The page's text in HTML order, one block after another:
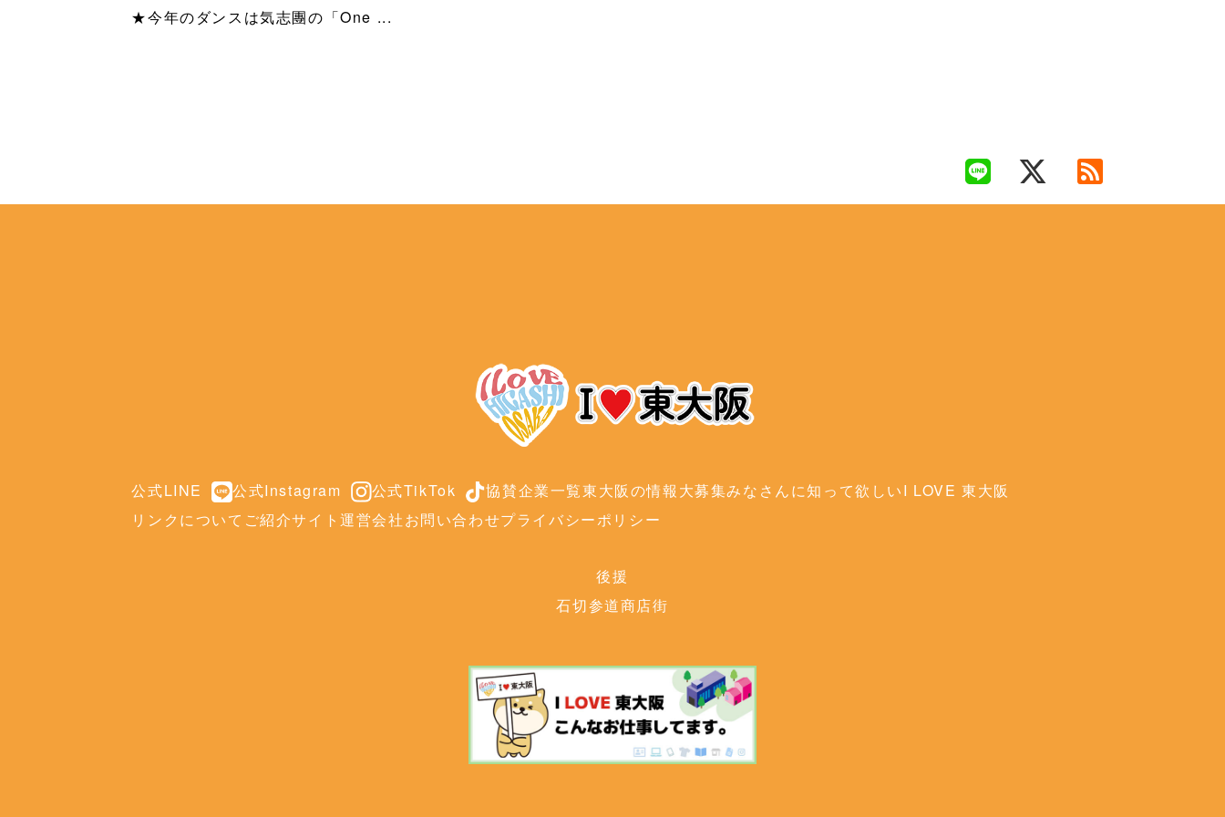
★今年のダンスは気志團の「One ...
公式LINE 公式Instagram 公式TikTok 協賛企業一覧東大阪の情報大募集みなさんに知って欲しいI LOVE 東大阪
リンクについて ご紹介サイト運営会社お問い合わせプライバシーポリシー
後援
石切参道商店街